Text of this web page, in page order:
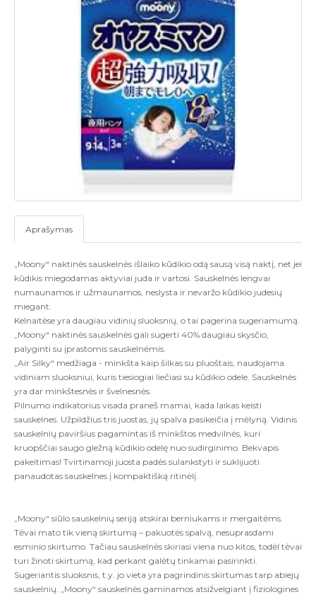
Aprašymas
„Moony“ naktinės sauskelnės išlaiko kūdikio odą sausą visą naktį, net jei
kūdikis miegodamas aktyviai juda ir vartosi. Sauskelnės lengvai
numaunamos ir užmaunamos, neslysta ir nevaržo kūdikio judesių
miegant.
Kelnaitėse yra daugiau vidinių sluoksnių, o tai pagerina sugeriamumą.
„Moony“ naktinės sauskelnės gali sugerti 40% daugiau skysčio,
palyginti su įprastomis sauskelnėmis.
„Air Silky“ medžiaga - minkšta kaip šilkas su pluoštais, naudojama
vidiniam sluoksniui, kuris tiesiogiai liečiasi su kūdikio odele. Sauskelnės
yra dar minkštesnės ir švelnesnės.
Pilnumo indikatorius visada praneš mamai, kada laikas keisti
sauskelnes. Užpildžius tris juostas, jų spalva pasikeičia į mėlyną. Vidinis
sauskelnių paviršius pagamintas iš minkštos medvilnės, kuri
kruopščiai saugo gležną kūdikio odelę nuo sudirginimo. Bekvapis
pakeitimas! Tvirtinamoji juosta padės sulankstyti ir suklijuoti
panaudotas sauskelnes į kompaktišką ritinėlį.
„Moony“ siūlo sauskelnių seriją atskirai berniukams ir mergaitėms.
Tėvai mato tik vieną skirtumą – pakuotės spalvą, nesuprasdami
esminio skirtumo. Tačiau sauskelnės skiriasi viena nuo kitos, todėl tėvai
turi žinoti skirtumą, kad perkant galėtų tinkamai pasirinkti.
Sugeriantis sluoksnis, t.y. jo vieta yra pagrindinis skirtumas tarp abiejų
sauskelnių. „Moony“ sauskelnės gaminamos atsižvelgiant į fiziologines